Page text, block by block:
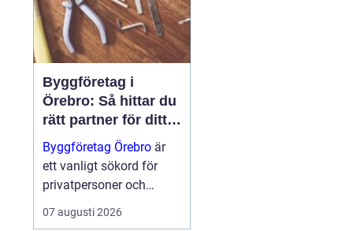
Byggföretag i
Örebro: Så hittar du
rätt partner för ditt
projekt
Byggföretag Örebro är
ett vanligt sökord för
privatpersoner och
företag som planerar att
bygga nytt, renovera eller
07 augusti 2026